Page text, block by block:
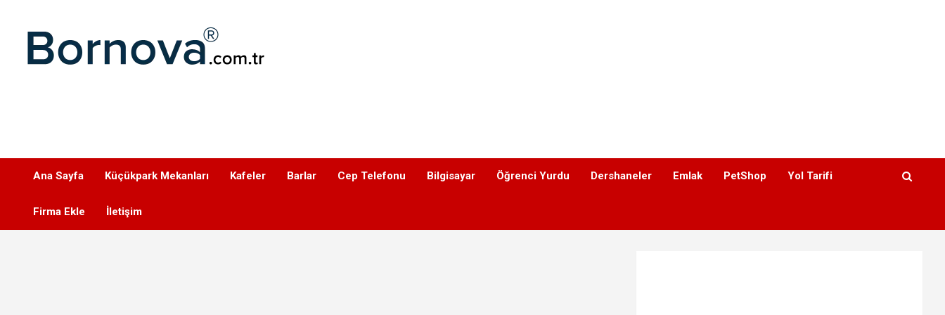
Ana Sayfa Küçükpark Mekanları Kafeler Barlar Cep Telefonu Bilgisayar Öğrenci Yurdu Dershaneler Emlak PetShop Yol Tarifi
Firma Ekle İletişim